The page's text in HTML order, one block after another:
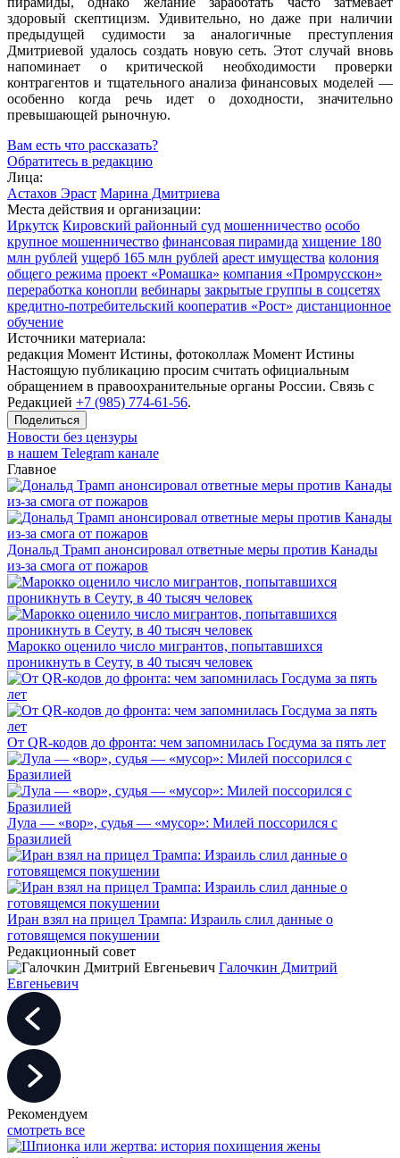
здоровый скептицизм. Удивительно, но даже при наличии
предыдущей судимости за аналогичные преступления
Дмитриевой удалось создать новую сеть. Этот случай вновь
напоминает о критической необходимости проверки
контрагентов и тщательного анализа финансовых моделей —
особенно когда речь идет о доходности, значительно
превышающей рыночную.
Вам есть что рассказать?
Обратитесь в редакцию
Лица:
Астахов Эраст Марина Дмитриева
Места действия и организации:
Иркутск Кировский районный суд мошенничество особо
крупное мошенничество финансовая пирамида хищение 180
млн рублей ущерб 165 млн рублей арест имущества колония
общего режима проект «Ромашка» компания «Промрусскон»
переработка конопли вебинары закрытые группы в соцсетях
кредитно-потребительский кооператив «Рост» дистанционное
обучение
Источники материала:
редакция Момент Истины, фотоколлаж Момент Истины
Настоящую публикацию просим считать официальным
обращением в правоохранительные органы России. Связь с
Редакцией +7 (985) 774-61-56.
Поделиться
Новости без цензуры
в нашем Telegram канале
Главное
Дональд Трамп анонсировал ответные меры против Канады
из-за смога от пожаров
Марокко оценило число мигрантов, попытавшихся
проникнуть в Сеуту, в 40 тысяч человек
От QR-кодов до фронта: чем запомнилась Госдума за пять лет
Лула — «вор», судья — «мусор»: Милей поссорился с
Бразилией
Иран взял на прицел Трампа: Израиль слил данные о
готовящемся покушении
Редакционный совет
Галочкин Дмитрий
Евгеньевич
Рекомендуем
смотреть все